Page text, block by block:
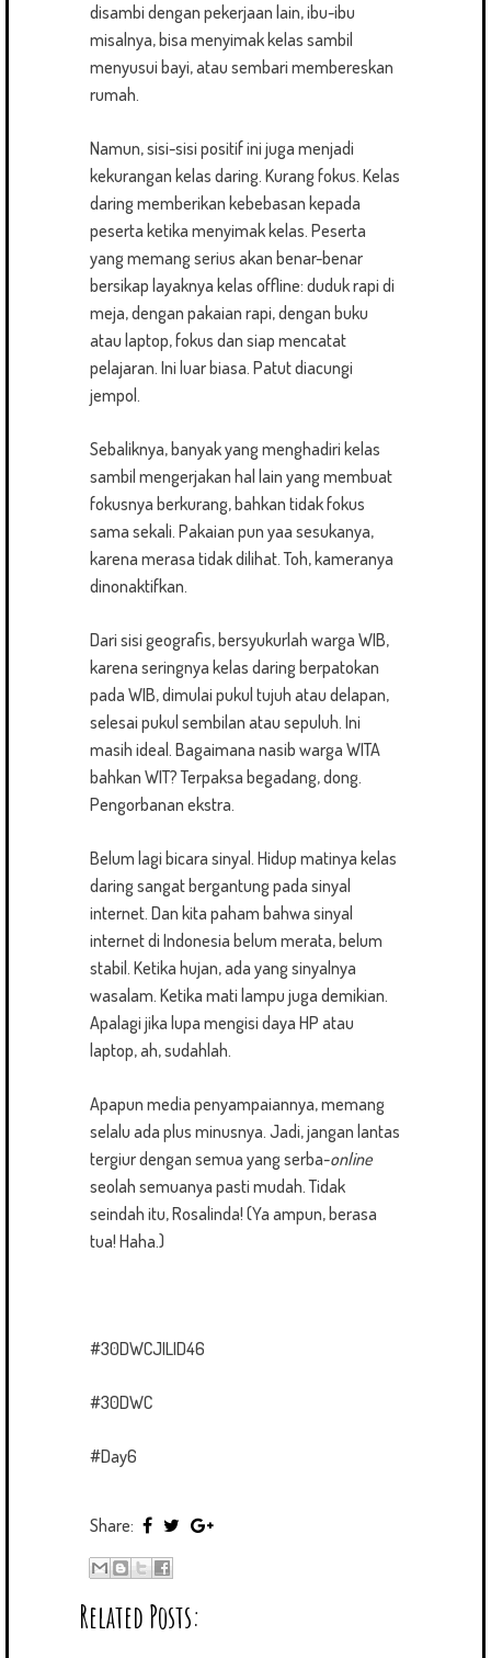
disambi dengan pekerjaan lain, ibu-ibu
misalnya, bisa menyimak kelas sambil
menyusui bayi, atau sembari membereskan
rumah.
Namun, sisi-sisi positif ini juga menjadi
kekurangan kelas daring. Kurang fokus. Kelas
daring memberikan kebebasan kepada
peserta ketika menyimak kelas. Peserta
yang memang serius akan benar-benar
bersikap layaknya kelas offline: duduk rapi di
meja, dengan pakaian rapi, dengan buku
atau laptop, fokus dan siap mencatat
pelajaran. Ini luar biasa. Patut diacungi
jempol.
Sebaliknya, banyak yang menghadiri kelas
sambil mengerjakan hal lain yang membuat
fokusnya berkurang, bahkan tidak fokus
sama sekali. Pakaian pun yaa sesukanya,
karena merasa tidak dilihat. Toh, kameranya
dinonaktifkan.
Dari sisi geografis, bersyukurlah warga WIB,
karena seringnya kelas daring berpatokan
pada WIB, dimulai pukul tujuh atau delapan,
selesai pukul sembilan atau sepuluh. Ini
masih ideal. Bagaimana nasib warga WITA
bahkan WIT? Terpaksa begadang, dong.
Pengorbanan ekstra.
Belum lagi bicara sinyal. Hidup matinya kelas
daring sangat bergantung pada sinyal
internet. Dan kita paham bahwa sinyal
internet di Indonesia belum merata, belum
stabil. Ketika hujan, ada yang sinyalnya
wasalam. Ketika mati lampu juga demikian.
Apalagi jika lupa mengisi daya HP atau
laptop, ah, sudahlah.
Apapun media penyampaiannya, memang
selalu ada plus minusnya. Jadi, jangan lantas
tergiur dengan semua yang serba-online
seolah semuanya pasti mudah. Tidak
seindah itu, Rosalinda! (Ya ampun, berasa
tua! Haha.)
#30DWCJILID46
#30DWC
#Day6
Share:
Related Posts: